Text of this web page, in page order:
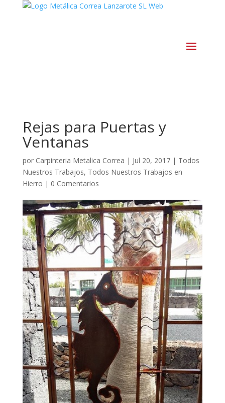
Rejas para Puertas y
Ventanas
por Carpinteria Metalica Correa | Jul 20, 2017| Todos
Nuestros Trabajos, Todos Nuestros Trabajos en
Hierro | 0 Comentarios